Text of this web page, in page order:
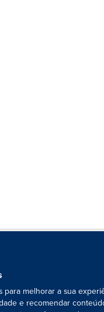
para melhorar a sua
e recomendar